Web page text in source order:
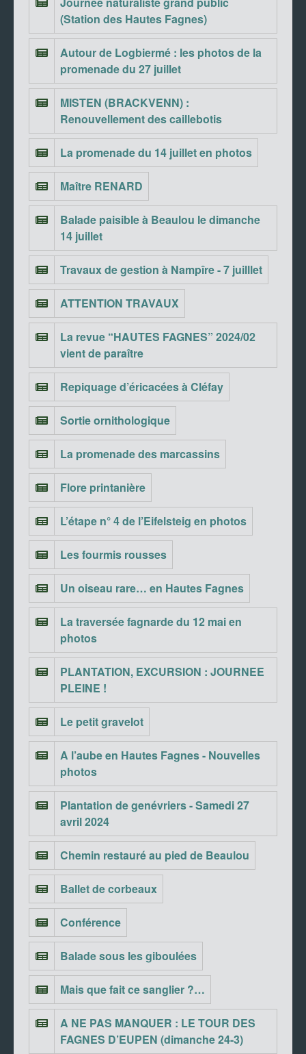
(Station des Hautes Fagnes)
Autour de Logbiermé : les photos de la
promenade du 27 juillet
MISTEN (BRACKVENN) :
Renouvellement des caillebotis
La promenade du 14 juillet en photos
Maître RENARD
Balade paisible à Beaulou le dimanche
14 juillet
Travaux de gestion à Nampîre - 7 juilllet
ATTENTION TRAVAUX
La revue “HAUTES FAGNES” 2024/02
vient de paraître
Repiquage d’éricacées à Cléfay
Sortie ornithologique
La promenade des marcassins
Flore printanière
L’étape n° 4 de l’Eifelsteig en photos
Les fourmis rousses
Un oiseau rare… en Hautes Fagnes
La traversée fagnarde du 12 mai en
photos
PLANTATION, EXCURSION : JOURNEE
PLEINE !
Le petit gravelot
A l’aube en Hautes Fagnes - Nouvelles
photos
Plantation de genévriers - Samedi 27
avril 2024
Chemin restauré au pied de Beaulou
Ballet de corbeaux
Conférence
Balade sous les giboulées
Mais que fait ce sanglier ?…
A NE PAS MANQUER : LE TOUR DES
FAGNES D’EUPEN (dimanche 24-3)